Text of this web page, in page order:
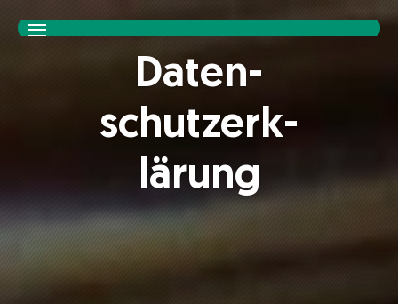
Daten­
schutzerk­
lärung